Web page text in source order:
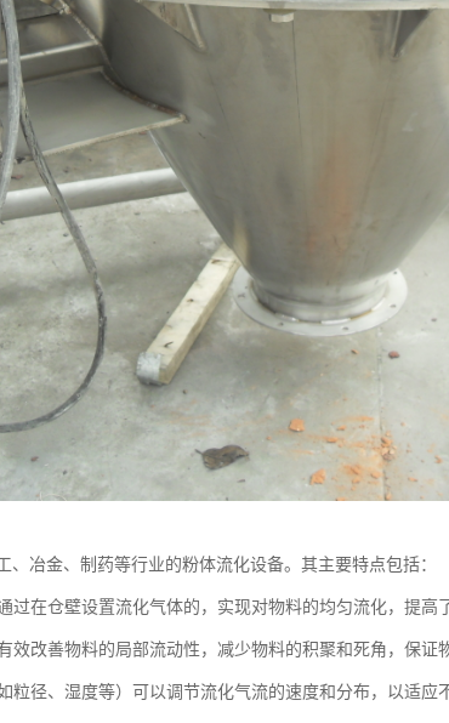
冶金、制药等行业的粉体流化设备。其主要特点包括：
在仓壁设置流化气体的，实现对物料的均匀流化，提高
改善物料的局部流动性，减少物料的积聚和死角，保证
径、湿度等）可以调节流化气流的速度和分布，以适应